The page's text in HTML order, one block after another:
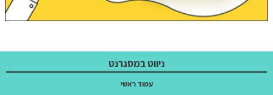
ניווט במסגרנט
עמוד ראשי